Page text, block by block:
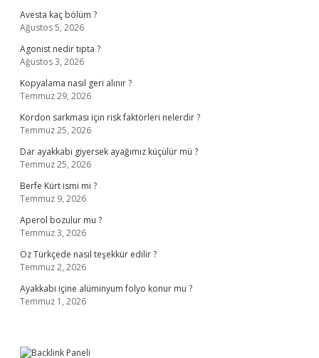
Avesta kaç bölüm ?
Ağustos 5, 2026
Agonist nedir tıpta ?
Ağustos 3, 2026
Kopyalama nasıl geri alınır ?
Temmuz 29, 2026
Kordon sarkması için risk faktörleri nelerdir ?
Temmuz 25, 2026
Dar ayakkabı giyersek ayağımız küçülür mü ?
Temmuz 25, 2026
Berfe Kürt ismi mi ?
Temmuz 9, 2026
Aperol bozulur mu ?
Temmuz 3, 2026
Öz Türkçede nasıl teşekkür edilir ?
Temmuz 2, 2026
Ayakkabi içine alüminyum folyo konur mu ?
Temmuz 1, 2026